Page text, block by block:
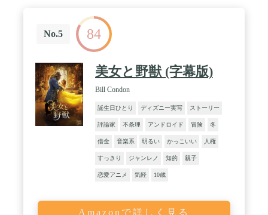
No.5 84
美女と野獣 (字幕版)
Bill Condon
誕生日ひとり ディズニー実写 ストーリー
評論家 不条理 アンドロイド 冒険 冬
借金 音楽系 明るい かっこいい 人権
すっきり ジャンレノ 知的 親子
恋愛アニメ 気軽 10歳
Amazonで詳しく見る